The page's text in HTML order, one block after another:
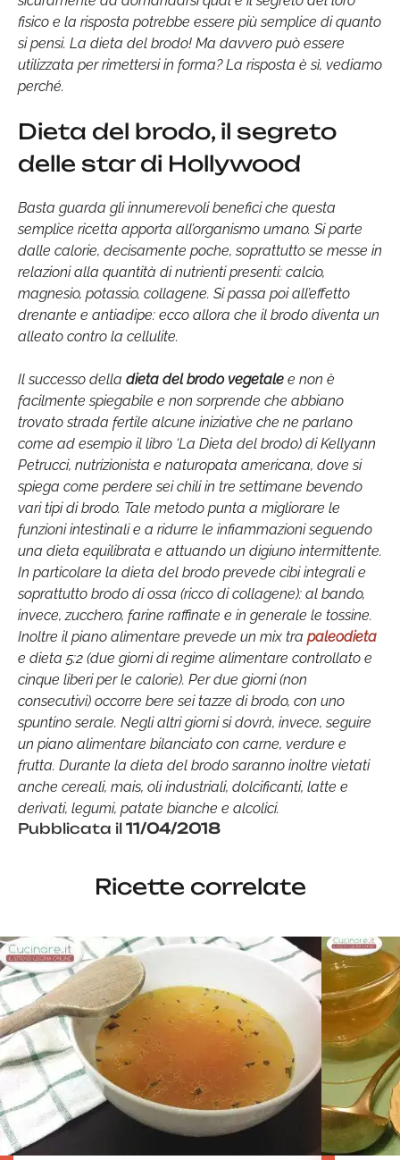
fisico e la risposta potrebbe essere più semplice di quanto
si pensi. La dieta del brodo! Ma davvero può essere
utilizzata per rimettersi in forma? La risposta è sì, vediamo
perché.
Dieta del brodo, il segreto
delle star di Hollywood
Basta guarda gli innumerevoli benefici che questa
semplice ricetta apporta all’organismo umano. Si parte
dalle calorie, decisamente poche, soprattutto se messe in
relazioni alla quantità di nutrienti presenti: calcio,
magnesio, potassio, collagene. Si passa poi all’effetto
drenante e antiadipe: ecco allora che il brodo diventa un
alleato contro la cellulite.
Il successo della dieta del brodo vegetale e non è
facilmente spiegabile e non sorprende che abbiano
trovato strada fertile alcune iniziative che ne parlano
come ad esempio il libro ‘La Dieta del brodo) di Kellyann
Petrucci, nutrizionista e naturopata americana, dove si
spiega come perdere sei chili in tre settimane bevendo
vari tipi di brodo. Tale metodo punta a migliorare le
funzioni intestinali e a ridurre le infiammazioni seguendo
una dieta equilibrata e attuando un digiuno intermittente.
In particolare la dieta del brodo prevede cibi integrali e
soprattutto brodo di ossa (ricco di collagene): al bando,
invece, zucchero, farine raffinate e in generale le tossine.
Inoltre il piano alimentare prevede un mix tra paleodieta
e dieta 5:2 (due giorni di regime alimentare controllato e
cinque liberi per le calorie). Per due giorni (non
consecutivi) occorre bere sei tazze di brodo, con uno
spuntino serale. Negli altri giorni si dovrà, invece, seguire
un piano alimentare bilanciato con carne, verdure e
frutta. Durante la dieta del brodo saranno inoltre vietati
anche cereali, mais, oli industriali, dolcificanti, latte e
derivati, legumi, patate bianche e alcolici.
Pubblicata il 11/04/2018
Ricette correlate